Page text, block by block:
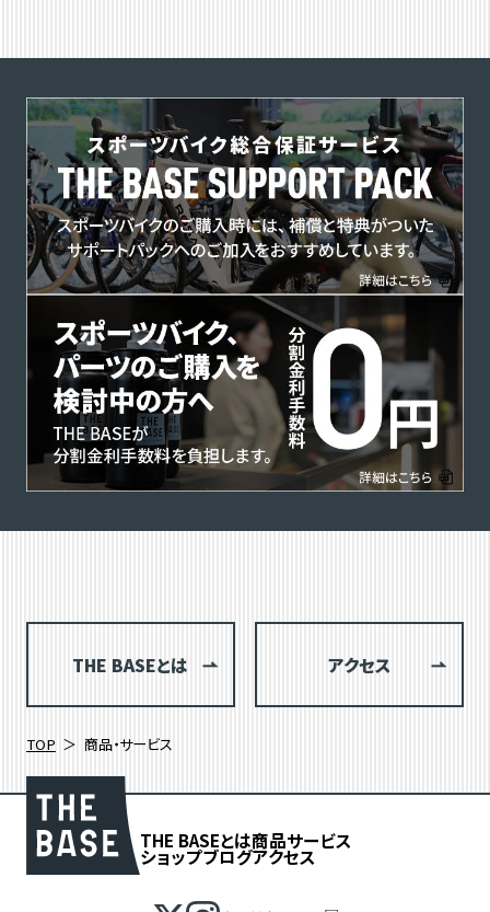
THE BASEとは アクセス
TOP 商品・サービス
THE BASEとは商品サービス
ショップブログアクセス